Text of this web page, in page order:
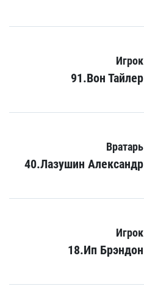
Игрок
91.Вон Тайлер
Вратарь
40.Лазушин Александр
Игрок
18.Ип Брэндон